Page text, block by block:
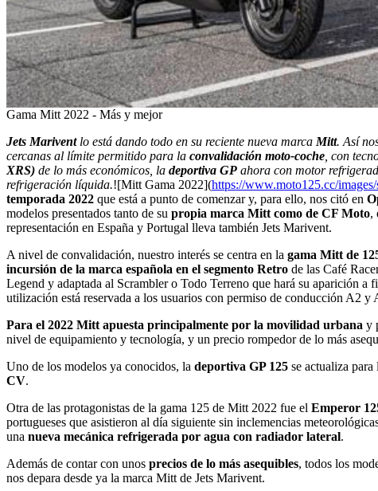
Gama Mitt 2022 - Más y mejor
Jets Mariventlo está dando todo en su reciente nueva marca Mitt. Así
cercanas al límite permitido para la convalidación moto-coche , con
XRS) de lo más económicos, la deportiva GP ahora con motor
refrigeración líquida.![Mitt Gama 2022](https://www.moto125.cc/
temporada 2022 que está a punto de comenzar y, para ello, nos citó en
modelos presentados tanto de su propia marca Mitt como de CF Moto,
representación en España y Portugal lleva también Jets Marivent.
A nivel de convalidación, nuestro interés se centra en la gama Mitt de
incursión de la marca española en el segmento Retro de las Café
Legend y adaptada al Scrambler o Todo Terreno que hará su aparición
utilización está reservada a los usuarios con permiso de conducción A2 y
Para el 2022 Mitt apuesta principalmente por la movilidad urbana y
nivel de equipamiento y tecnología, y un precio rompedor de lo más
Uno de los modelos ya conocidos, la deportiva GP 125 se actualiza
CV.
Otra de las protagonistas de la gama 125 de Mitt 2022 fue el Emperor
portugueses que asistieron al día siguiente sin inclemencias
una nueva mecánica refrigerada por agua con radiador lateral.
Además de contar con unos precios de lo más asequibles, todos los
nos depara desde ya la marca Mitt de Jets Marivent.